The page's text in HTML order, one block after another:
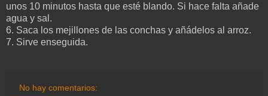
unos 10 minutos hasta que esté blando. Si hace falta añade
agua y sal.
6. Saca los mejillones de las conchas y añádelos al arroz.
7. Sirve enseguida.
No hay comentarios: